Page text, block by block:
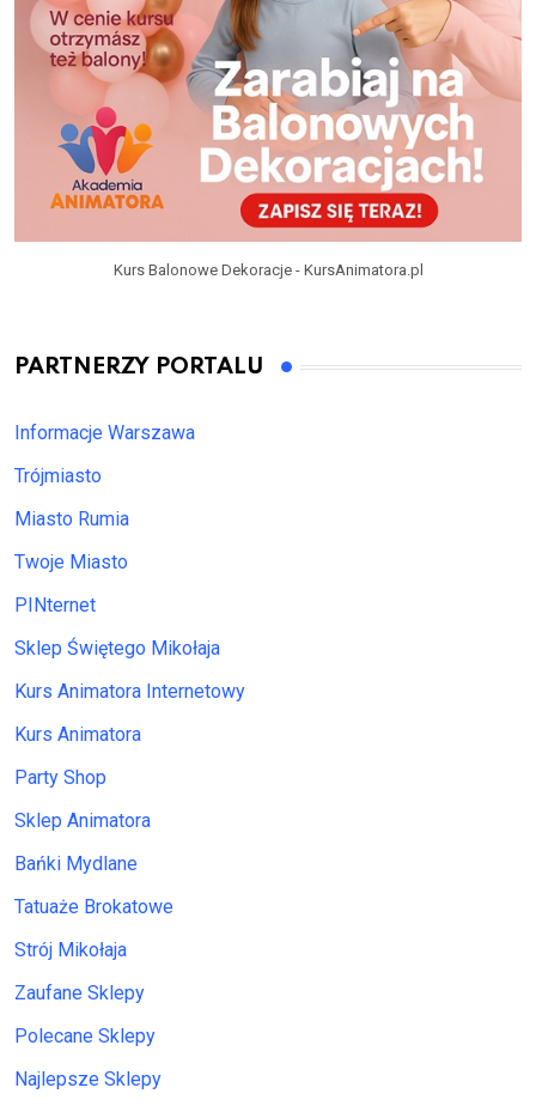
Kurs Balonowe Dekoracje - KursAnimatora.pl
PARTNERZY PORTALU
Informacje Warszawa
Trójmiasto
Miasto Rumia
Twoje Miasto
PINternet
Sklep Świętego Mikołaja
Kurs Animatora Internetowy
Kurs Animatora
Party Shop
Sklep Animatora
Bańki Mydlane
Tatuaże Brokatowe
Strój Mikołaja
Zaufane Sklepy
Polecane Sklepy
Najlepsze Sklepy